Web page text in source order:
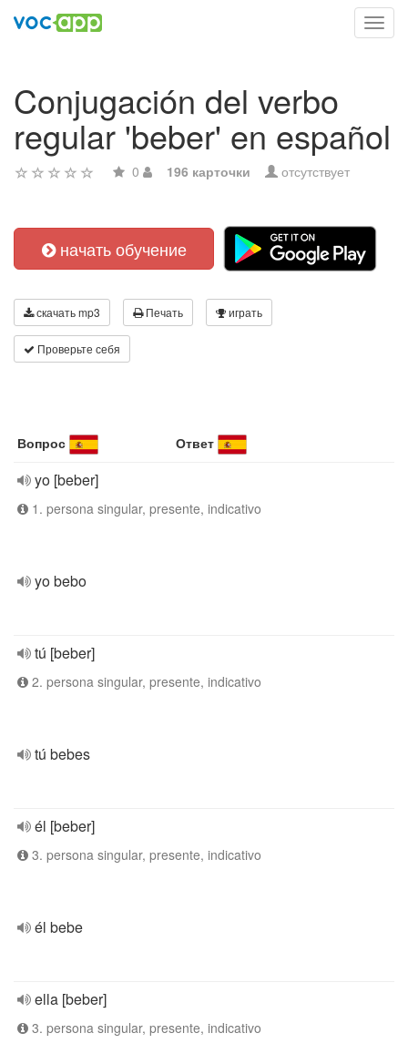
Conjugación del verbo
regular 'beber' en español
0 196 карточки отсутствует
начать обучение
скачать mp3 Печать играть
Проверьте себя
Вопрос Ответ
yo [beber]
1. persona singular, presente, indicativo
yo bebo
tú [beber]
2. persona singular, presente, indicativo
tú bebes
él [beber]
3. persona singular, presente, indicativo
él bebe
ella [beber]
3. persona singular, presente, indicativo